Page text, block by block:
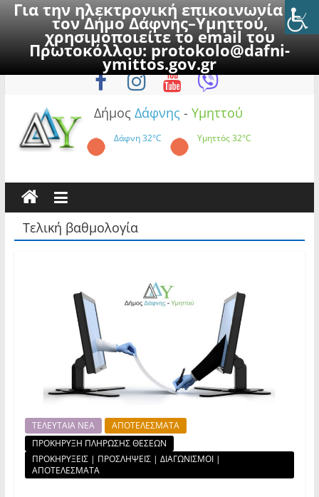
Για την ηλεκτρονική επικοινωνία με
τον Δήμο Δάφνης–Υμηττού,
χρησιμοποιείτε το email του
Πρωτοκόλλου:protokolo@dafni-
ymittos.gov.gr
to
Πέμπτη, 6 Αυγούστου 2026
Δήμος Δάφνης - Υμηττού
Δάφνη32°C Υμηττός32°C
Τελική βαθμολογία
ΤΕΛΕΥΤΑΙΑ ΝΕΑ
ΑΠΟΤΕΛΕΣΜΑΤΑ
ΠΡΟΚΗΡΥΞΗ ΠΛΗΡΩΣΗΣ ΘΕΣΕΩΝ
ΠΡΟΚΗΡΥΞΕΙΣ | ΠΡΟΣΛΗΨΕΙΣ | ΔΙΑΓΩΝΙΣΜΟΙ |
ΑΠΟΤΕΛΕΣΜΑΤΑ